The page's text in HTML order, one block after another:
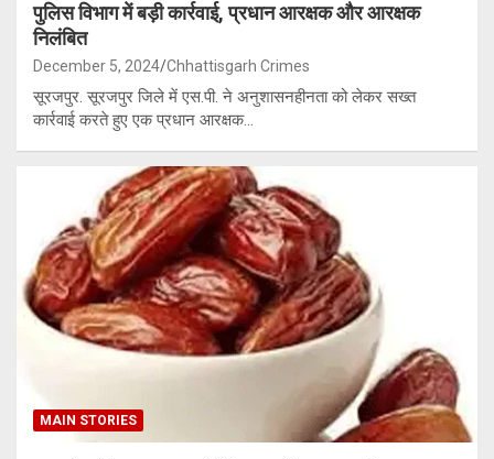
पुलिस विभाग में बड़ी कार्रवाई, प्रधान आरक्षक और आरक्षक
निलंबित
December 5, 2024 Chhattisgarh Crimes
सूरजपुर. सूरजपुर जिले में एस.पी. ने अनुशासनहीनता को लेकर सख्त
कार्रवाई करते हुए एक प्रधान आरक्षक…
MAIN STORIES